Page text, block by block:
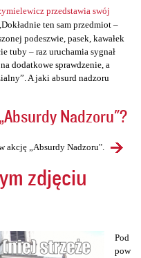
przedstawia swój
ten sam przedmiot –
podeszwie, pasek, kawałek
tuby – raz uruchamia sygnał
dodatkowe sprawdzenie, a
A jaki absurd nadzoru
Nadzoru"?
akcję „Absurdy Nadzoru".
zdjęciu
Pod
pow